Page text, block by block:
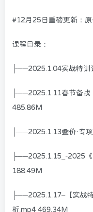
#12月25日重磅更新：原
课程目录：
├──2025.1.04实战特训
├──2025.1.11春节备战
485.86M
├──2025.1.13叠价·专
├──2025.1.15_-2025
188.49M
├──2025.1.17–【实战
析.mp4 469.34M